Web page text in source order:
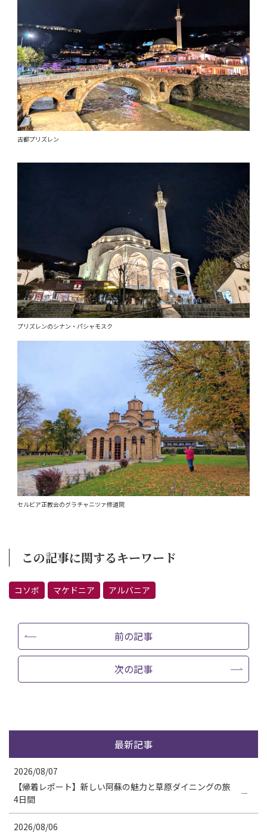
古都プリズレン
プリズレンのシナン・パシャモスク
セルビア正教会のグラチャニツァ修道院
この記事に関するキーワード
コソボ マケドニア アルバニア
前の記事
次の記事
最新記事
2026/08/07
【帰着レポート】新しい阿蘇の魅力と草原ダイニングの旅
4日間
2026/08/06